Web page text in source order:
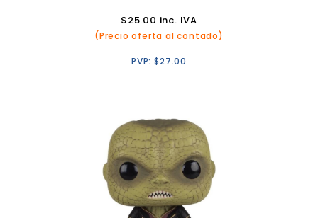
$25.00 inc. IVA
(Precio oferta al contado)
PVP:$27.00